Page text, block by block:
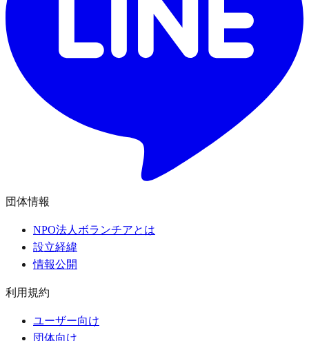
団体情報
NPO法人ボランチアとは
設立経緯
情報公開
利用規約
ユーザー向け
団体向け